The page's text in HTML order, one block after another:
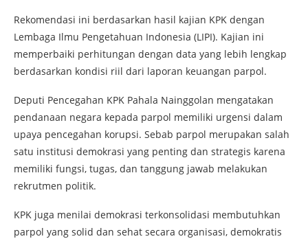
Rekomendasi ini berdasarkan hasil kajian KPK dengan
Lembaga Ilmu Pengetahuan Indonesia (LIPI). Kajian ini
memperbaiki perhitungan dengan data yang lebih lengkap
berdasarkan kondisi riil dari laporan keuangan parpol.
Deputi Pencegahan KPK Pahala Nainggolan mengatakan
pendanaan negara kepada parpol memiliki urgensi dalam
upaya pencegahan korupsi. Sebab parpol merupakan salah
satu institusi demokrasi yang penting dan strategis karena
memiliki fungsi, tugas, dan tanggung jawab melakukan
rekrutmen politik.
KPK juga menilai demokrasi terkonsolidasi membutuhkan
parpol yang solid dan sehat secara organisasi, demokratis